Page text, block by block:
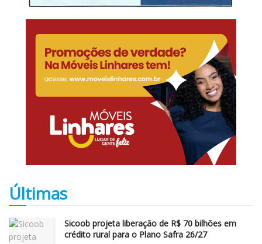
Últimas
Sicoob projeta liberação de R$ 70 bilhões em
crédito rural para o Plano Safra 26/27